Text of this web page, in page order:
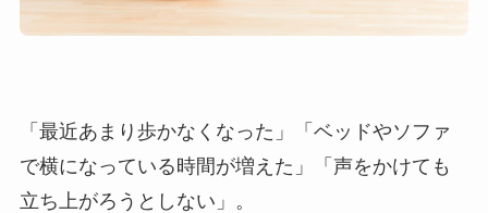
「最近あまり歩かなくなった」「ベッドやソファ
で横になっている時間が増えた」「声をかけても
立ち上がろうとしない」。